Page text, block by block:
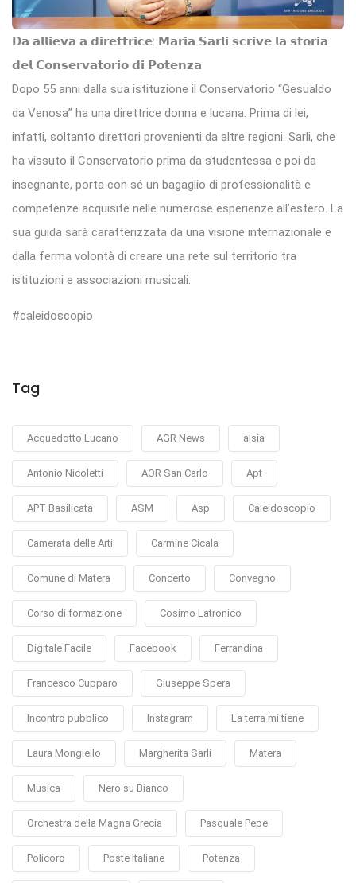
𝗗𝗮 𝗮𝗹𝗹𝗶𝗲𝘃𝗮 𝗮 𝗱𝗶𝗿𝗲𝘁𝘁𝗿𝗶𝗰𝗲: 𝗠𝗮𝗿𝗶𝗮 𝗦𝗮𝗿𝗹𝗶 𝘀𝗰𝗿𝗶𝘃𝗲 𝗹𝗮 𝘀𝘁𝗼𝗿𝗶𝗮
𝗱𝗲𝗹 𝗖𝗼𝗻𝘀𝗲𝗿𝘃𝗮𝘁𝗼𝗿𝗶𝗼 𝗱𝗶 𝗣𝗼𝘁𝗲𝗻𝘇𝗮
Dopo 55 anni dalla sua istituzione il Conservatorio “Gesualdo
da Venosa” ha una direttrice donna e lucana. Prima di lei,
infatti, soltanto direttori provenienti da altre regioni. Sarli, che
ha vissuto il Conservatorio prima da studentessa e poi da
insegnante, porta con sé un bagaglio di professionalità e
competenze acquisite nelle numerose esperienze all’estero. La
sua guida sarà caratterizzata da una visione internazionale e
dalla ferma volontà di creare una rete sul territorio tra
istituzioni e associazioni musicali.
#caleidoscopio
Tag
Acquedotto Lucano AGR News alsia
Antonio Nicoletti AOR San Carlo Apt
APT Basilicata ASM Asp Caleidoscopio
Camerata delle Arti Carmine Cicala
Comune di Matera Concerto Convegno
Corso di formazione Cosimo Latronico
Digitale Facile Facebook Ferrandina
Francesco Cupparo Giuseppe Spera
Incontro pubblico Instagram La terra mi tiene
Laura Mongiello Margherita Sarli Matera
Musica Nero su Bianco
Orchestra della Magna Grecia Pasquale Pepe
Policoro Poste Italiane Potenza